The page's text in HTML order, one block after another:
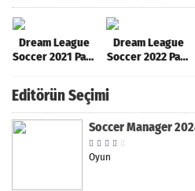
Dream League
Soccer 2021 Para
[v8.31]
Dream League
Soccer 2022 Para
Editörün Seçimi
Oyun